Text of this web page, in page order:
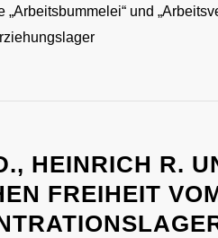
„Arbeitsbummelei“ und
HEINRICH R.
FREIHEIT